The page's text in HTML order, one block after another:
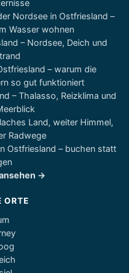
Nordsee in Ostfriesland –
Wasser wohnen
– Nordsee, Deich und
– warum die
so gut funktioniert
– Thalasso, Reizklima und
Land, weiter Himmel,
Radwege
Ostfriesland – buchen statt
→
ORTE